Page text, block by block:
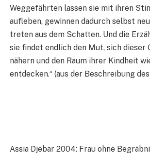
Weggefährten lassen sie mit ihren
aufleben, gewinnen dadurch selbst
treten aus dem Schatten. Und die
sie findet endlich den Mut, sich dieser
nähern und den Raum ihrer Kindheit
entdecken.“ (aus der Beschreibung
Assia Djebar 2004: Frau ohne